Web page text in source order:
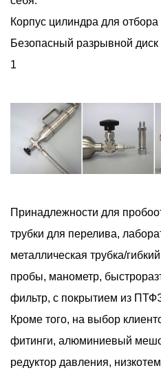
Корпус цилиндра для
Безопасный разрывной
1
Принадлежности для
трубки для перелива,
металлическая трубка/
пробы, манометр,
фильтр, с покрытием из
Кроме того, на выбор
фитинги, алюминиевый
редуктор давления,